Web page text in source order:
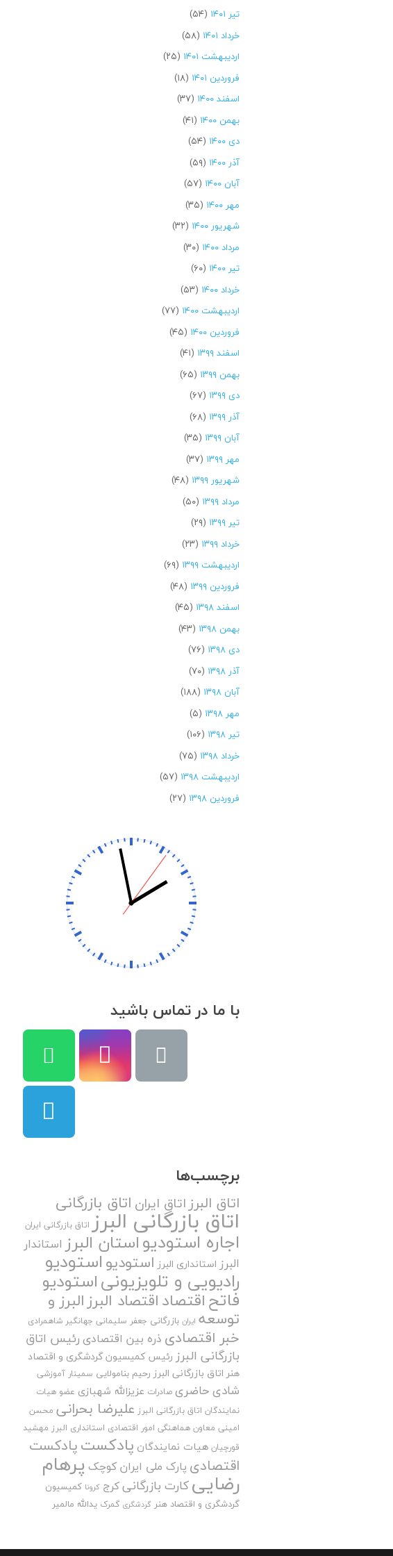
تیر ۱۴۰۱
(۵۴)
خرداد ۱۴۰۱
(۵۸)
اردیبهشت ۱۴۰۱
(۲۵)
فروردین ۱۴۰۱
(۱۸)
اسفند ۱۴۰۰
(۳۷)
بهمن ۱۴۰۰
(۴۱)
دی ۱۴۰۰
(۵۴)
آذر ۱۴۰۰
(۵۹)
آبان ۱۴۰۰
(۵۷)
مهر ۱۴۰۰
(۳۵)
شهریور ۱۴۰۰
(۳۲)
مرداد ۱۴۰۰
(۳۰)
تیر ۱۴۰۰
(۶۰)
خرداد ۱۴۰۰
(۵۳)
اردیبهشت ۱۴۰۰
(۷۷)
فروردین ۱۴۰۰
(۴۵)
اسفند ۱۳۹۹
(۴۱)
بهمن ۱۳۹۹
(۶۵)
دی ۱۳۹۹
(۶۷)
آذر ۱۳۹۹
(۶۸)
آبان ۱۳۹۹
(۳۵)
مهر ۱۳۹۹
(۳۷)
شهریور ۱۳۹۹
(۴۸)
مرداد ۱۳۹۹
(۵۰)
تیر ۱۳۹۹
(۲۹)
خرداد ۱۳۹۹
(۲۳)
اردیبهشت ۱۳۹۹
(۶۹)
فروردین ۱۳۹۹
(۴۸)
اسفند ۱۳۹۸
(۴۵)
بهمن ۱۳۹۸
(۴۳)
دی ۱۳۹۸
(۷۶)
آذر ۱۳۹۸
(۷۰)
آبان ۱۳۹۸
(۱۸۸)
مهر ۱۳۹۸
(۵)
تیر ۱۳۹۸
(۱۰۶)
خرداد ۱۳۹۸
(۷۵)
اردیبهشت ۱۳۹۸
(۵۷)
فروردین ۱۳۹۸
(۲۷)
با ما در تماس باشید
برچسب‌ها
اتاق البرزاتاق ایران اتاق بازرگانی
اتاق بازرگانی البرز اتاق بازرگانی ایران
اجاره استودیواستان البرز استاندار
البرز استانداری البرز استودیواستودیو
رادیویی و تلویزیونیاستودیو
فاتحاقتصاداقتصاد البرزالبرز و
توسعه ایران بازرگانی جعفر سلیمانی جهانگیر شاهمرادی
خبر اقتصادی ذره بین اقتصادی رئیس اتاق
بازرگانی البرز رئیس کمیسیون گردشگری و اقتصاد
هنر اتاق بازرگانی البرز رحیم بنامولایی سمینار آموزشی
شادی حاضری صادرات عزیزالله شهبازی عضو هیات
نمایندگان اتاق بازرگانی البرز علیرضا بحرانی محسن
امینی معاون هماهنگی امور اقتصادی استانداری البرز مهشید
قورچیان هیات نمایندگان پادکستپادکست
اقتصادی پارک ملی ایران کوچک پرهام
رضاییکارت بازرگانیکرج کرونا کمیسیون
گردشگری و اقتصاد هنر گردشگری گمرک یدالله مالمیر